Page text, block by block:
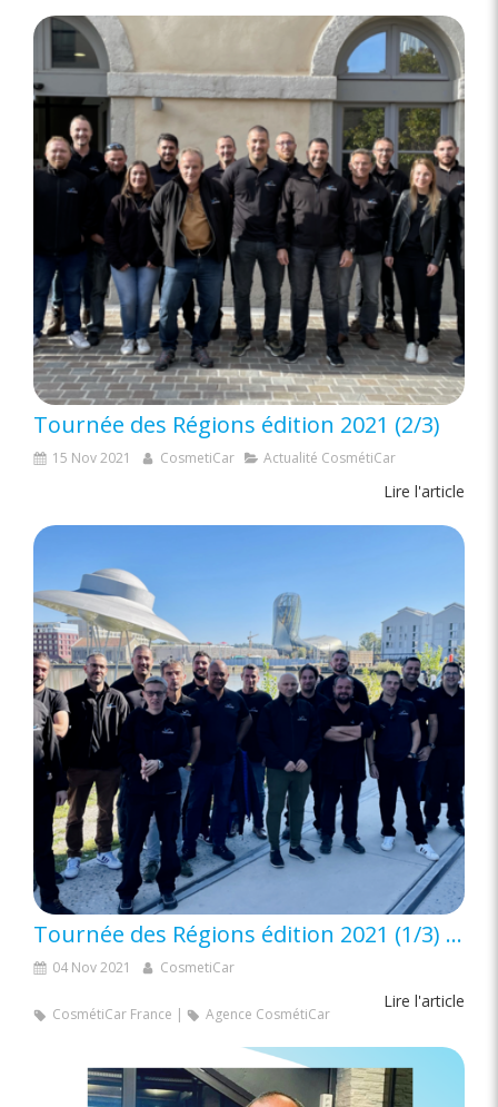
Tournée des Régions édition 2021 (2/3)
15 Nov 2021 CosmetiCar Actualité CosmétiCar
Lire l'article
Tournée des Régions édition 2021 (1/3) : une journée de partage et d’échange à Bordeaux
04 Nov 2021 CosmetiCar
Lire l'article
CosmétiCar France Agence CosmétiCar